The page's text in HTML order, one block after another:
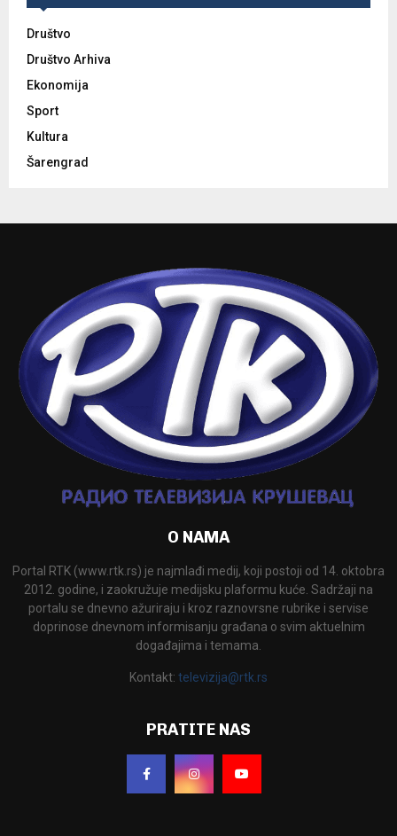
Društvo
Društvo Arhiva
Ekonomija
Sport
Kultura
Šarengrad
O NAMA
Portal RTK (www.rtk.rs) je najmlađi medij, koji postoji od 14. oktobra
2012. godine, i zaokružuje medijsku plaformu kuće. Sadržaji na
portalu se dnevno ažuriraju i kroz raznovrsne rubrike i servise
doprinose dnevnom informisanju građana o svim aktuelnim
događajima i temama.
Kontakt: televizija@rtk.rs
PRATITE NAS